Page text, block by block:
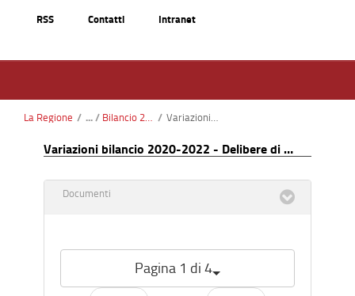
RSS Contatti Intranet
La Regione / Bilancio 2022-2024 / Variazioni bilancio 2022-2024 - Determine di variazione
Variazioni bilancio 2020-2022 - Delibere di variazione
Documenti
Pagina 1 di 4